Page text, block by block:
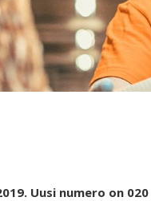
Uusi numero on 020